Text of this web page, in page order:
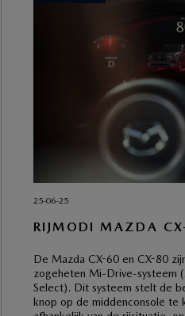
25-06-25
RIJMODI MAZDA
De Mazda CX-60 en CX-80
zogeheten Mi-Drive-systeem
Select). Dit systeem stelt de
knop op de middenconsole te